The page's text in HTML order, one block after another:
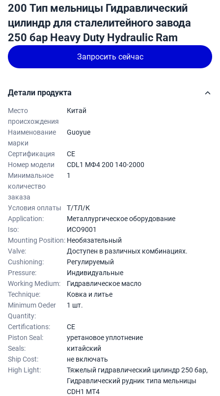
200 Тип мельницы Гидравлический
цилиндр для сталелитейного завода
250 бар Heavy Duty Hydraulic Ram
Запросить сейчас
Детали продукта
Место
происхождения
Китай
Наименование
марки
Guoyue
Сертификация
CE
Номер модели
CDL1 МФ4 200 140-2000
Минимальное
количество
заказа
1
Условия оплаты
Т/ТЛ/К
Application:
Металлургическое оборудование
Iso:
ИСО9001
Mounting Position: Необязательный
Valve:
Доступен в различных комбинациях.
Cushioning:
Регулируемый
Pressure:
Индивидуальные
Working Medium:
Гидравлическое масло
Technique:
Ковка и литье
Minimum Oeder
Quantity:
1 шт.
Certifications:
CE
Piston Seal:
уретановое уплотнение
Seals:
китайский
Ship Cost:
не включать
High Light:
Тяжелый гидравлический цилиндр 250 бар,
Гидравлический рудник типа мельницы
CDH1 MT4